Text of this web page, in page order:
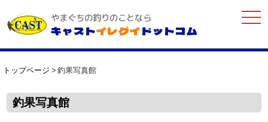
やまぐちの釣りのことなら
キャストイレグイドットコム
トップページ 釣果写真館
釣果写真館